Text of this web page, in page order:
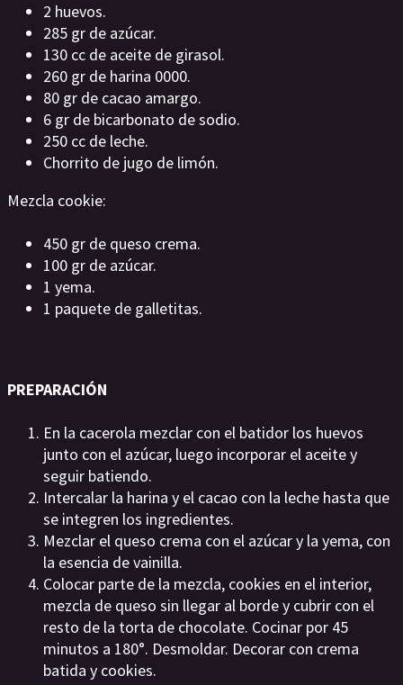
2 huevos.
285 gr de azúcar.
130 cc de aceite de girasol.
260 gr de harina 0000.
80 gr de cacao amargo.
6 gr de bicarbonato de sodio.
250 cc de leche.
Chorrito de jugo de limón.
Mezcla cookie:
450 gr de queso crema.
100 gr de azúcar.
1 yema.
1 paquete de galletitas.
PREPARACIÓN
En la cacerola mezclar con el batidor los huevos
junto con el azúcar, luego incorporar el aceite y
seguir batiendo.
Intercalar la harina y el cacao con la leche hasta que
se integren los ingredientes.
Mezclar el queso crema con el azúcar y la yema, con
la esencia de vainilla.
Colocar parte de la mezcla, cookies en el interior,
mezcla de queso sin llegar al borde y cubrir con el
resto de la torta de chocolate. Cocinar por 45
minutos a 180°. Desmoldar. Decorar con crema
batida y cookies.